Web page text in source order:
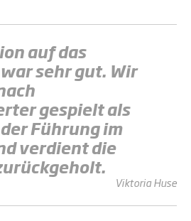
auf das
sehr gut. Wir
gespielt als
Führung im
verdient die
Viktoria Huse